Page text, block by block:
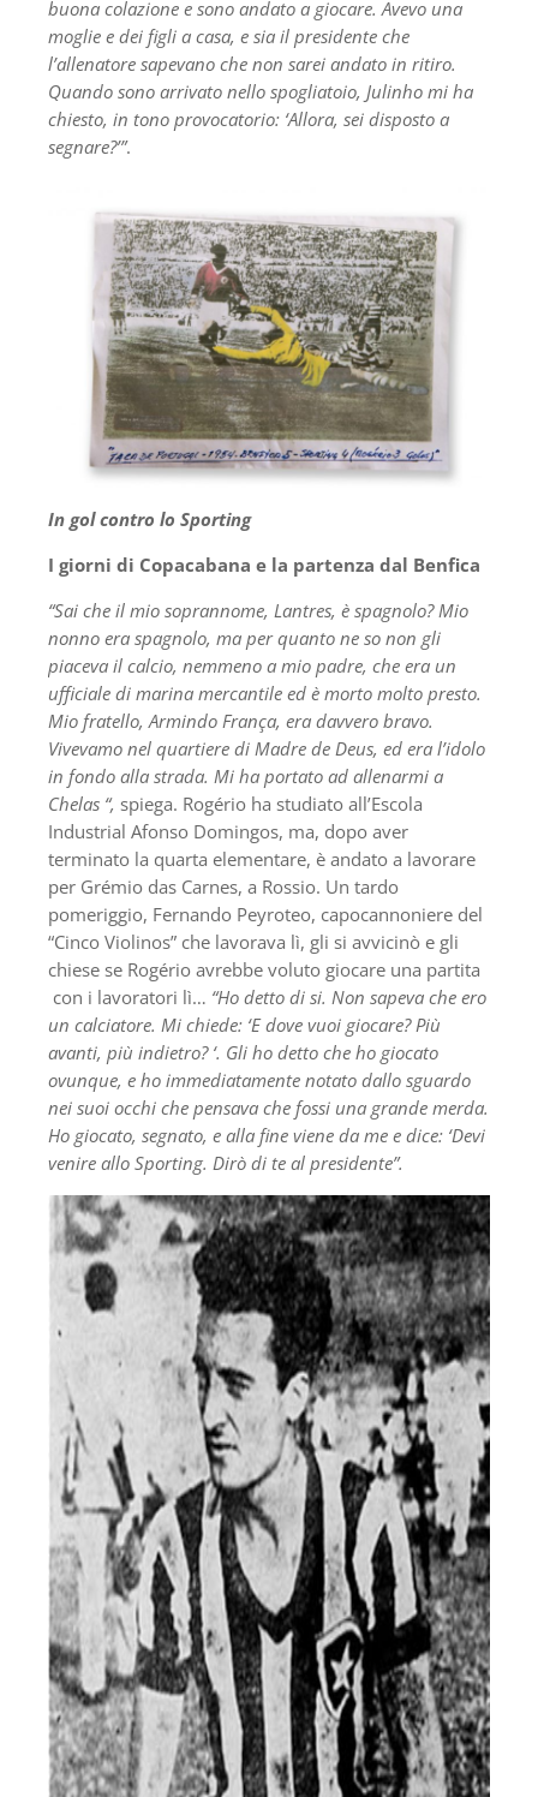
buona colazione e sono andato a giocare. Avevo una
moglie e dei figli a casa, e sia il presidente che
l’allenatore sapevano che non sarei andato in ritiro.
Quando sono arrivato nello spogliatoio, Julinho mi ha
chiesto, in tono provocatorio: ‘Allora, sei disposto a
segnare?’”.
In gol contro lo Sporting
I giorni di Copacabana e la partenza dal Benfica
“Sai che il mio soprannome, Lantres, è spagnolo? Mio
nonno era spagnolo, ma per quanto ne so non gli
piaceva il calcio, nemmeno a mio padre, che era un
ufficiale di marina mercantile ed è morto molto presto.
Mio fratello, Armindo França, era davvero bravo.
Vivevamo nel quartiere di Madre de Deus, ed era l’idolo
in fondo alla strada. Mi ha portato ad allenarmi a
Chelas “, spiega. Rogério ha studiato all’Escola
Industrial Afonso Domingos, ma, dopo aver
terminato la quarta elementare, è andato a lavorare
per Grémio das Carnes, a Rossio. Un tardo
pomeriggio, Fernando Peyroteo, capocannoniere del
“Cinco Violinos” che lavorava lì, gli si avvicinò e gli
chiese se Rogério avrebbe voluto giocare una partita
con i lavoratori lì… “Ho detto di si. Non sapeva che ero
un calciatore. Mi chiede: ‘E dove vuoi giocare? Più
avanti, più indietro? ‘. Gli ho detto che ho giocato
ovunque, e ho immediatamente notato dallo sguardo
nei suoi occhi che pensava che fossi una grande merda.
Ho giocato, segnato, e alla fine viene da me e dice: ‘Devi
venire allo Sporting. Dirò di te al presidente”.